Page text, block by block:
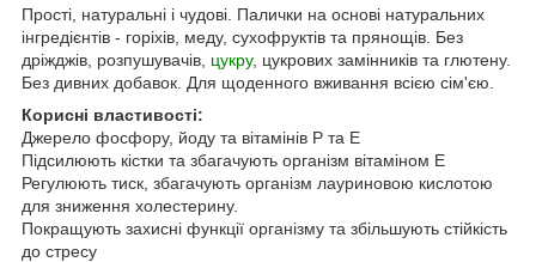
Прості, натуральні і чудові. Палички на основі натуральних
інгредієнтів - горіхів, меду, сухофруктів та прянощів. Без
дріжджів, розпушувачів, цукру, цукрових замінників та глютену.
Без дивних добавок. Для щоденного вживання всією сім'єю.
Корисні властивості:
Джерело фосфору, йоду та вітамінів Р та Е
Підсилюють кістки та збагачують організм вітаміном Е
Регулюють тиск, збагачують організм лауриновою кислотою
для зниження холестерину.
Покращують захисні функції організму та збільшують стійкість
до стресу